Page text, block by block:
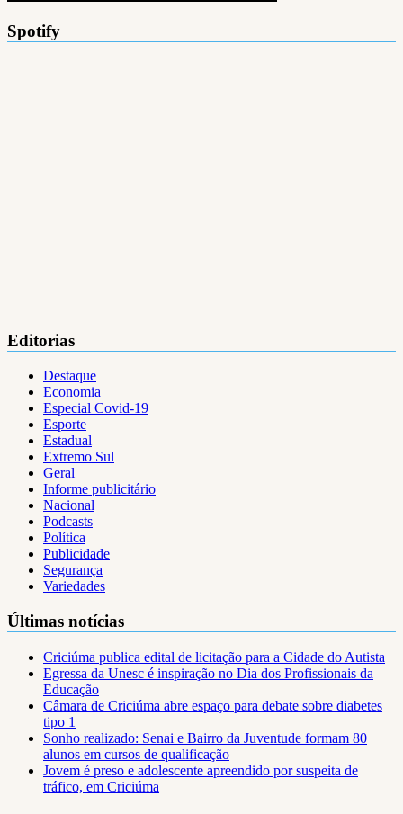
Spotify
Editorias
Destaque
Economia
Especial Covid-19
Esporte
Estadual
Extremo Sul
Geral
Informe publicitário
Nacional
Podcasts
Política
Publicidade
Segurança
Variedades
Últimas notícias
Criciúma publica edital de licitação para a Cidade do Autista
Egressa da Unesc é inspiração no Dia dos Profissionais da
Educação
Câmara de Criciúma abre espaço para debate sobre diabetes
tipo 1
Sonho realizado: Senai e Bairro da Juventude formam 80
alunos em cursos de qualificação
Jovem é preso e adolescente apreendido por suspeita de
tráfico, em Criciúma